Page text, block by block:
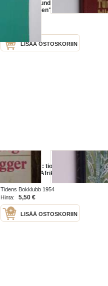
ausgew. aus rund 1000 Zitaten, d.
in 80 "Türklinken" d.
LISÄÄ OSTOSKORIIN
Djungeldoktor : tio år som vit
medicinman i Afrikas djungel
Tidens Bokklubb 1954
Hinta:
5,50 €
LISÄÄ OSTOSKORIIN